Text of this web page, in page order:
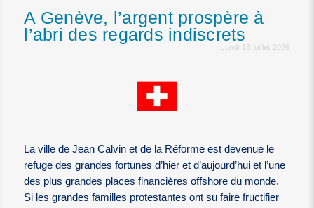
A Genève, l’argent prospère à
l’abri des regards indiscrets
Lundi 13 juillet 2026
La ville de Jean Calvin et de la Réforme est devenue le
refuge des grandes fortunes d’hier et d’aujourd’hui et l’une
des plus grandes places financières offshore du monde.
Si les grandes familles protestantes ont su faire fructifier